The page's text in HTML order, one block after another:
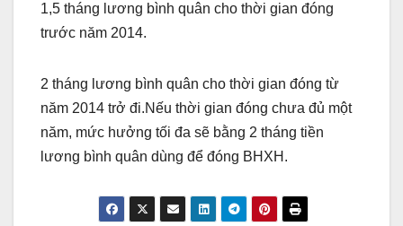
1,5 tháng lương bình quân cho thời gian đóng
trước năm 2014.
2 tháng lương bình quân cho thời gian đóng từ
năm 2014 trở đi.Nếu thời gian đóng chưa đủ một
năm, mức hưởng tối đa sẽ bằng 2 tháng tiền
lương bình quân dùng để đóng BHXH.